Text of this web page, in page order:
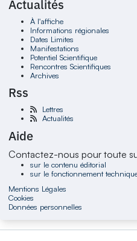
Actualités
À l'affiche
Informations régionales
Dates Limites
Manifestations
Potentiel Scientifique
Rencontres Scientifiques
Archives
Rss
Lettres
Actualités
Aide
Contactez-nous pour toute
sur le contenu éditorial
sur le fonctionnement
Mentions Légales
Cookies
Données personnelles